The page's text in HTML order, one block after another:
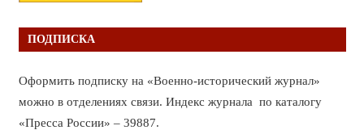
ПОДПИСКА
Оформить подписку на «Военно-исторический журнал»
можно в отделениях связи. Индекс журнала по каталогу
«Пресса России» – 39887.